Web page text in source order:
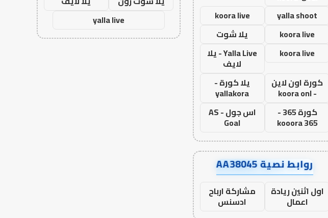
yalla shoot
koora live
koora live
يلا شوت
koora live
Yalla Live - يلا
لايف
كورة اون لاين
- koora onl
يلا كورة -
yallakora
كورة 365 -
kooora 365
اس جول - AS
Goal
روابط نصية AA38045
اول اثنين ريادة
اعمال
مشاركة ارباح
ادسنس
yalla live